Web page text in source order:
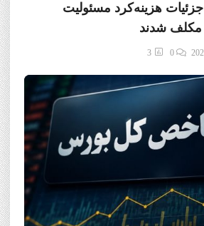
جزئیات هزینه‌کرد مسئولیت
مکلف شدند
0
3